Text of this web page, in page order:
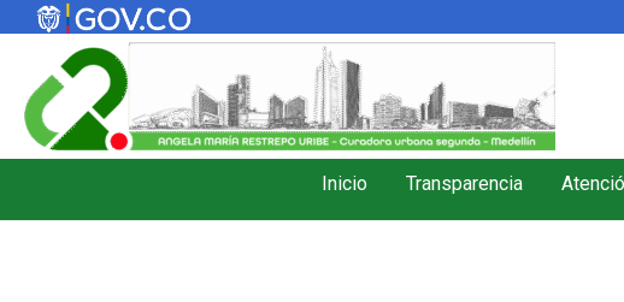
contenido
Inicio Transparencia